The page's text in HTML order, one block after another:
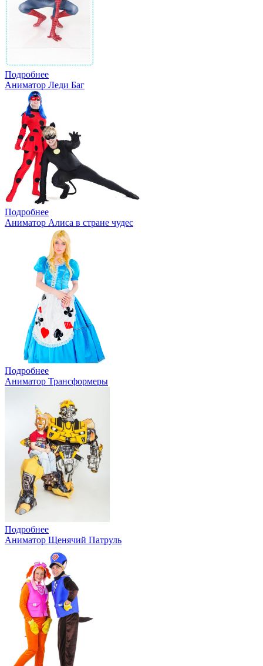
Подробнее
Аниматор Леди Баг
Подробнее
Аниматор Алиса в стране чудес
Подробнее
Аниматор Трансформеры
Подробнее
Аниматор Щенячий Патруль